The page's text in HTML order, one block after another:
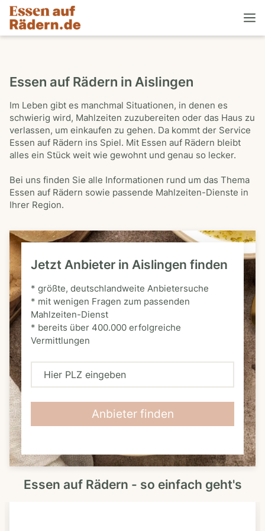
Essen auf Rädern in Aislingen
Im Leben gibt es manchmal Situationen, in denen es
schwierig wird, Mahlzeiten zuzubereiten oder das Haus zu
verlassen, um einkaufen zu gehen. Da kommt der Service
Essen auf Rädern ins Spiel. Mit Essen auf Rädern bleibt
alles ein Stück weit wie gewohnt und genau so lecker.
Bei uns finden Sie alle Informationen rund um das Thema
Essen auf Rädern sowie passende Mahlzeiten-Dienste in
Ihrer Region.
Jetzt Anbieter in Aislingen finden
* größte, deutschlandweite Anbietersuche
* mit wenigen Fragen zum passenden
Mahlzeiten-Dienst
* bereits über 400.000 erfolgreiche
Vermittlungen
H
L
Z
Anbieter finden
Essen auf Rädern - so einfach geht's